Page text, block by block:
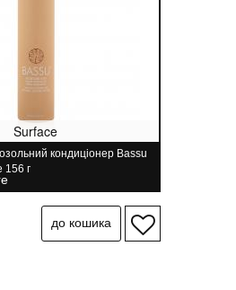
Surface
кондиціонер Bassu
156 г